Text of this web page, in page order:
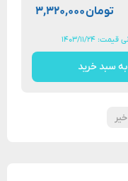
۳,۳۲۰,۰۰۰تومان
۱۴۰۳/۱۱/۲۴
سبد خرید
خیر